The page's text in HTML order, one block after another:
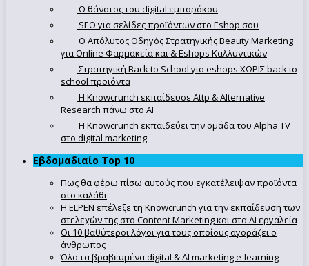
Ο θάνατος του digital εμποράκου
SEO για σελίδες προϊόντων στο Eshop σου
Ο Απόλυτoς Οδηγός Στρατηγικής Beauty Marketing
για Online Φαρμακεία και & Eshops Καλλυντικών
Στρατηγική Back to School για eshops ΧΩΡΙΣ back to
school προϊόντα
Η Knowcrunch εκπαίδευσε Attp & Alternative
Research πάνω στο ΑΙ
Η Knowcrunch εκπαιδεύει την ομάδα του Alpha TV
στο digital marketing
Εβδομαδιαίο Top 10
Πως θα φέρω πίσω αυτούς που εγκατέλειψαν προϊόντα
στο καλάθι
Η ELPEN επέλεξε τη Knowcrunch για την εκπαίδευση των
στελεχών της στο Content Marketing και στα AI εργαλεία
Οι 10 βαθύτεροι λόγοι για τους οποίους αγοράζει ο
άνθρωπος
Όλα τα βραβευμένα digital & AI marketing e-learning